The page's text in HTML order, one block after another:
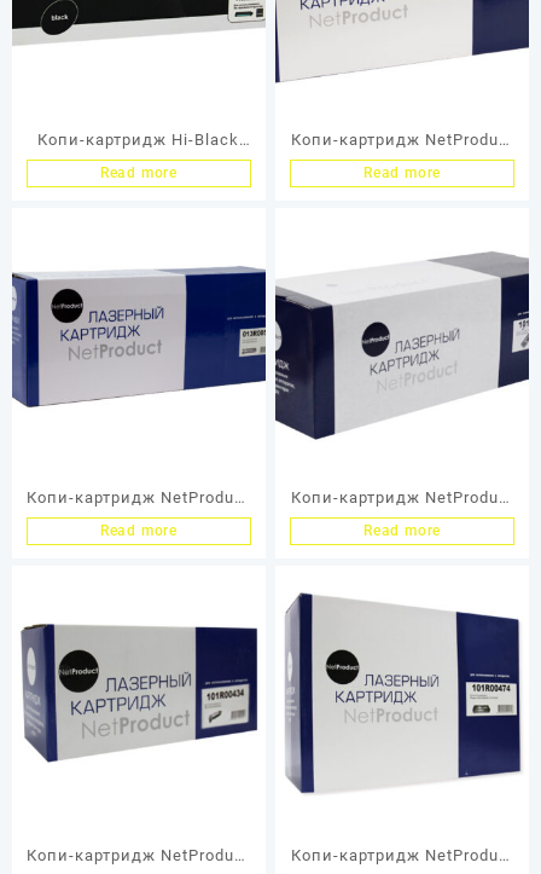
Копи-картридж Hi-Black
(HB-113R00671) для Xerox
Read more
Копи-картридж NetProduct
(N-013R00589) для Xerox
Read more
Копи-картридж NetProduct
(N-013R00591) для Xerox
Read more
Копи-картридж NetProduct
(N-101R00432) для Xerox
Восстановленный, 22K
Read more
Копи-картридж NetProduct
Копи-картридж NetProduct